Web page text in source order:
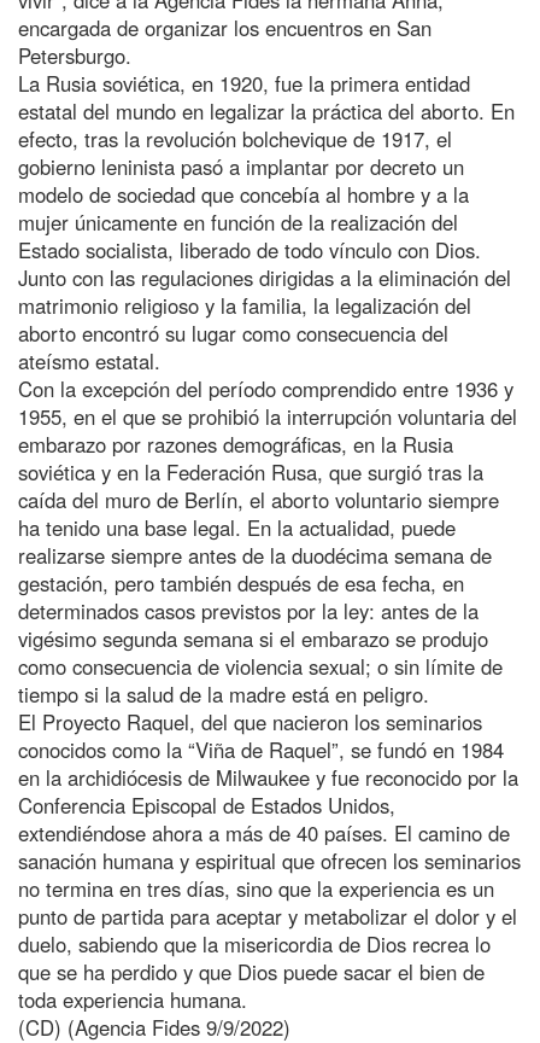
encargada de organizar los encuentros en San
Petersburgo.
La Rusia soviética, en 1920, fue la primera entidad
estatal del mundo en legalizar la práctica del aborto. En
efecto, tras la revolución bolchevique de 1917, el
gobierno leninista pasó a implantar por decreto un
modelo de sociedad que concebía al hombre y a la
mujer únicamente en función de la realización del
Estado socialista, liberado de todo vínculo con Dios.
Junto con las regulaciones dirigidas a la eliminación del
matrimonio religioso y la familia, la legalización del
aborto encontró su lugar como consecuencia del
ateísmo estatal.
Con la excepción del período comprendido entre 1936 y
1955, en el que se prohibió la interrupción voluntaria del
embarazo por razones demográficas, en la Rusia
soviética y en la Federación Rusa, que surgió tras la
caída del muro de Berlín, el aborto voluntario siempre
ha tenido una base legal. En la actualidad, puede
realizarse siempre antes de la duodécima semana de
gestación, pero también después de esa fecha, en
determinados casos previstos por la ley: antes de la
vigésimo segunda semana si el embarazo se produjo
como consecuencia de violencia sexual; o sin límite de
tiempo si la salud de la madre está en peligro.
El Proyecto Raquel, del que nacieron los seminarios
conocidos como la “Viña de Raquel”, se fundó en 1984
en la archidiócesis de Milwaukee y fue reconocido por la
Conferencia Episcopal de Estados Unidos,
extendiéndose ahora a más de 40 países. El camino de
sanación humana y espiritual que ofrecen los seminarios
no termina en tres días, sino que la experiencia es un
punto de partida para aceptar y metabolizar el dolor y el
duelo, sabiendo que la misericordia de Dios recrea lo
que se ha perdido y que Dios puede sacar el bien de
toda experiencia humana.
(CD) (Agencia Fides 9/9/2022)